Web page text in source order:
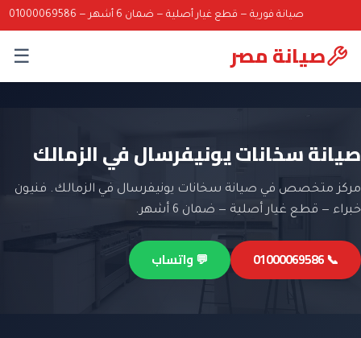
صيانة فورية — قطع غيار أصلية — ضمان 6 أشهر — 01000069586
صيانة مصر ☰
صيانة سخانات يونيفرسال في الزمالك
مركز متخصص في صيانة سخانات يونيفرسال في الزمالك. فنيون
خبراء — قطع غيار أصلية — ضمان 6 أشهر.
📞 01000069586 💬 واتساب